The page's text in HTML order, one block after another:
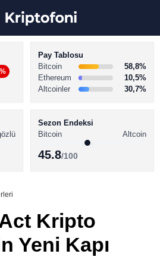
Youtube
TikTok
Pay Tablosu
Bitcoin
58,8%
Ethereum
10,5%
Altcoinler
30,7%
Sezon Endeksi
Bitcoin
Altcoin
45.8/100
Kripto
Yeni Kapı